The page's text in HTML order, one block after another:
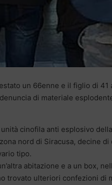
un 66enne e il figlio di 41
di materiale
cinofila anti esplosivo
nord di Siracusa, decine
tipo.
abitazione e a un box,
trovato ulteriori confezioni di